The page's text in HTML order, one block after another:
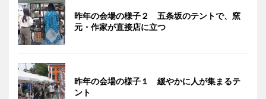
昨年の会場の様子２ 五条坂のテントで、窯
元・作家が直接店に立つ
昨年の会場の様子１ 緩やかに人が集まるテ
ント